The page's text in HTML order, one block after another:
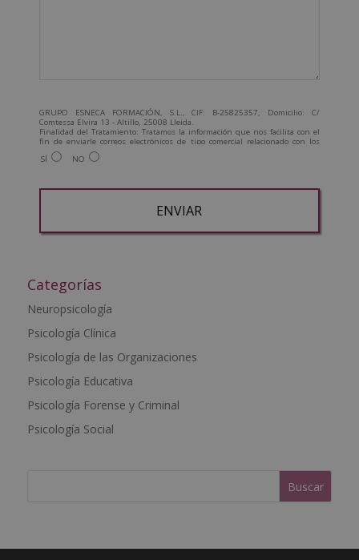
GRUPO ESNECA FORMACIÓN, S.L., CIF: B-25825357, Domicilio: C/
Comtessa Elvira 13 - Altillo, 25008 Lleida.
Finalidad del Tratamiento: Tratamos la información que nos facilita con el
fin de enviarle correos electrónicos de tipo comercial relacionado con los
productos ofrecidos y otros tipo de productos que fueran de su interés.
Legitimación del tratamiento: Consentimiento del interesado.
Para más información consulte nuestra Política de Privacidad.
SÍ NO
t
r
n
a
i
v
e
Categorías
Neuropsicología
Psicología Clínica
Psicología de las Organizaciones
Psicología Educativa
Psicología Forense y Criminal
Psicología Social